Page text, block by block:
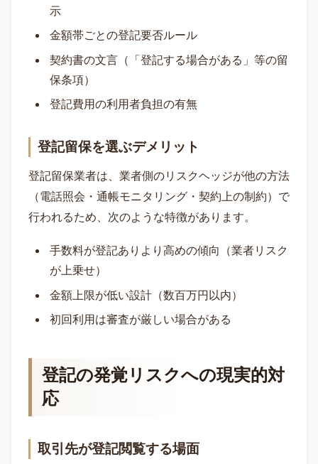
示
金額帯ごとの登記要否ルール
契約書の文言（「登記する場合がある」等の留
保条項）
登記費用の利用者負担の有無
登記留保を選ぶデメリット
登記留保業者は、業者側のリスクヘッジが他の方法
（電話照会・通帳モニタリング・契約上の制約）で
行われるため、次のような特徴があります。
手数料が登記ありより高めの傾向（業者リスク
が上乗せ）
金額上限が低い設計（数百万円以内）
初回利用は審査が厳しい場合がある
登記の発覚リスクへの現実的対
応
取引先が登記閲覧する場面